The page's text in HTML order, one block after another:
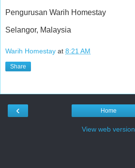
Pengurusan Warih Homestay
Selangor, Malaysia
Warih Homestay at 8:21 AM
Share
‹ Home
View web version